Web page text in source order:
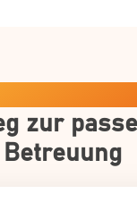
zur
Betreuung